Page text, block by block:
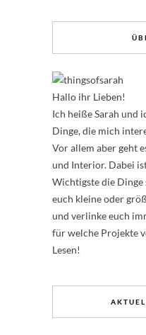
Hallo ihr Lieben!
Ich heiße Sarah und
Dinge, die mich
Vor allem aber geht
und Interior. Dabei
Wichtigste die Dinge
euch kleine oder
und verlinke euch
für welche Projekte
Lesen!